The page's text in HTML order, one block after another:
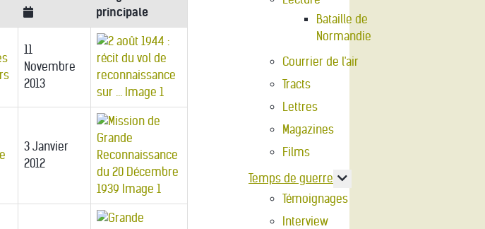
principale
11
Novembre
2013
3 Janvier
2012
Bataille de
Normandie
Courrier de l'air
Tracts
Lettres
Magazines
Films
Temps de guerre
En savoir plus : Temps de
Témoignages
Interview